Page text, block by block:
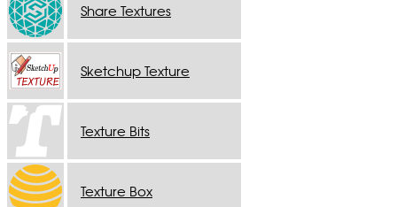
Share Textures
Sketchup Texture
Texture Bits
Texture Box